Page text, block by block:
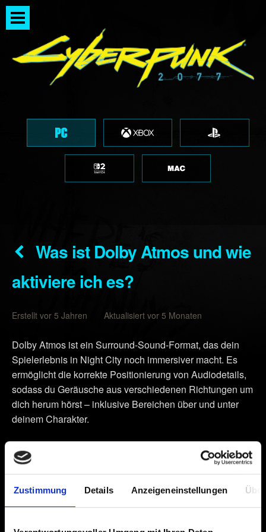
Zustimmung Details Anzeigeneinstellungen
Was ist Dolby Atmos und wie
aktiviere ich es?
Erstellt vor 5 Jahren Aktualisiert vor 5 Monaten
Dolby Atmos ist ein Surround-Sound-Format, das dein
Spielerlebnis in Night City noch immersiver macht. Es
ermöglicht die korrekte Positionierung von Audiodetails,
sodass du Geräusche aus verschiedenen Richtungen um
dich herum hörst – inklusive Bereichen über und unter
deinem Charakter.
Dolby Atmos für Kopfhörer
Alle Kopfhörer funktionieren hierfür. Aber denke daran,
dass dein Dolby Atmos-Erlebnis umso besser ist, je
hochwertiger deine Kopfhörer sind.